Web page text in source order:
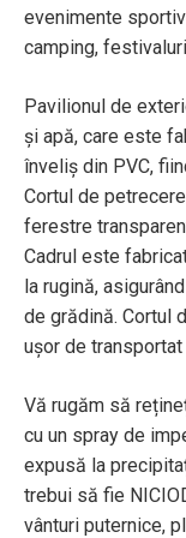
evenimente
camping,
Pavilionul de
și apă, care este
înveliș din PVC,
Cortul de
ferestre
Cadrul este
la rugină,
de grădină. Cortul
ușor de
Vă rugăm să
cu un spray de
expusă la
trebui să fie
vânturi puternice,